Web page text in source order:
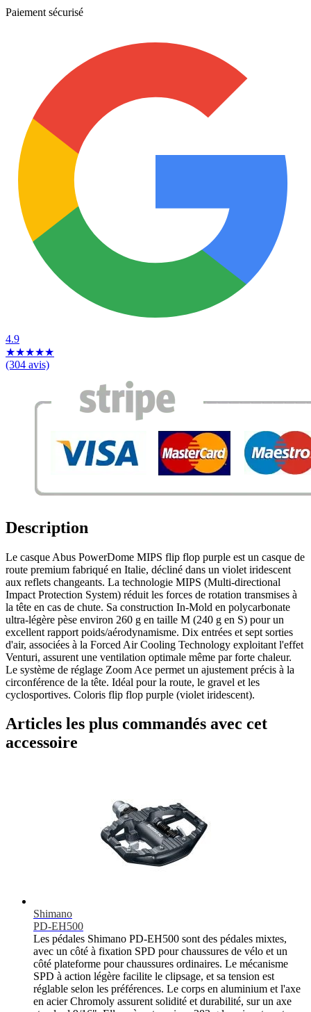
Paiement sécurisé
4.9
★★★★★
(304 avis)
Description
Le casque Abus PowerDome MIPS flip flop purple est un casque de
route premium fabriqué en Italie, décliné dans un violet iridescent
aux reflets changeants. La technologie MIPS (Multi-directional
Impact Protection System) réduit les forces de rotation transmises à
la tête en cas de chute. Sa construction In-Mold en polycarbonate
ultra-légère pèse environ 260 g en taille M (240 g en S) pour un
excellent rapport poids/aérodynamisme. Dix entrées et sept sorties
d'air, associées à la Forced Air Cooling Technology exploitant l'effet
Venturi, assurent une ventilation optimale même par forte chaleur.
Le système de réglage Zoom Ace permet un ajustement précis à la
circonférence de la tête. Idéal pour la route, le gravel et les
cyclosportives. Coloris flip flop purple (violet iridescent).
Articles les plus commandés avec cet
accessoire
Shimano
PD-EH500
Les pédales Shimano PD-EH500 sont des pédales mixtes,
avec un côté à fixation SPD pour chaussures de vélo et un
côté plateforme pour chaussures ordinaires. Le mécanisme
SPD à action légère facilite le clipsage, et sa tension est
réglable selon les préférences. Le corps en aluminium et l'axe
en acier Chromoly assurent solidité et durabilité, sur un axe